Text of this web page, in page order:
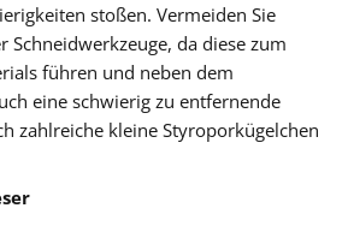
stoßen. Vermeiden Sie
Schneidwerkzeuge, da diese zum
führen und neben dem
eine schwierig zu entfernende
zahlreiche kleine Styroporkügelchen